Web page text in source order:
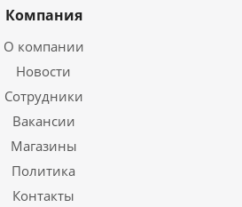
Компания
О компании
Новости
Сотрудники
Вакансии
Магазины
Политика
Контакты